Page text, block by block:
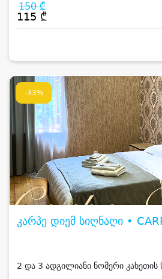
150 ₾
115 ₾
-33%
კარპე დიემ სიღნაღი •
2 და 3 ადგილიანი ნომერი კახეთის